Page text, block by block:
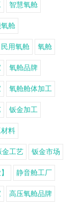
智慧氧舱
舱
民用氧舱 氧舱
氧舱品牌
氧舱舱体加工
钣金加工
料
金工艺 钣金市场
静音舱工厂
高压氧舱品牌